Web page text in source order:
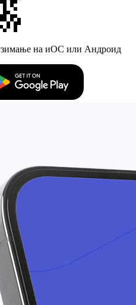
на иОС или Андроид